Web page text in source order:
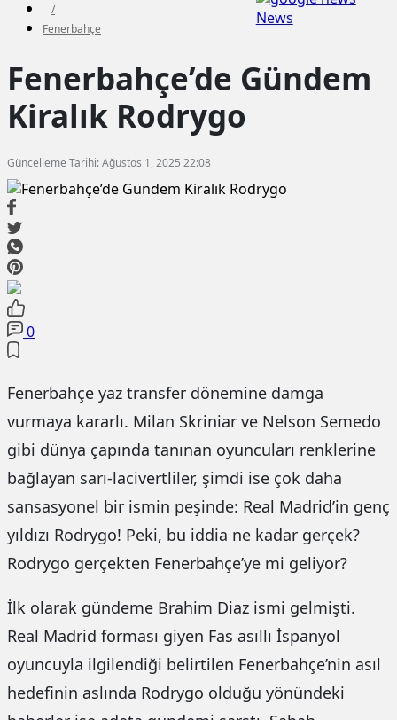
/
Fenerbahçe
News
Fenerbahçe’de Gündem
Kiralık Rodrygo
Güncelleme Tarihi: Ağustos 1, 2025 22:08
0
Fenerbahçe yaz transfer dönemine damga
vurmaya kararlı. Milan Skriniar ve Nelson Semedo
gibi dünya çapında tanınan oyuncuları renklerine
bağlayan sarı-lacivertliler, şimdi ise çok daha
sansasyonel bir ismin peşinde: Real Madrid’in genç
yıldızı Rodrygo! Peki, bu iddia ne kadar gerçek?
Rodrygo gerçekten Fenerbahçe’ye mi geliyor?
İlk olarak gündeme Brahim Diaz ismi gelmişti.
Real Madrid forması giyen Fas asıllı İspanyol
oyuncuyla ilgilendiği belirtilen Fenerbahçe’nin asıl
hedefinin aslında Rodrygo olduğu yönündeki